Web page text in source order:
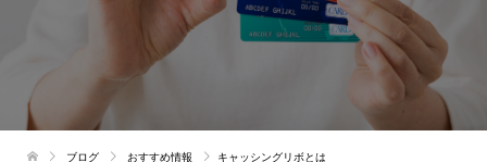
ブログ おすすめ情報 キャッシングリボとは